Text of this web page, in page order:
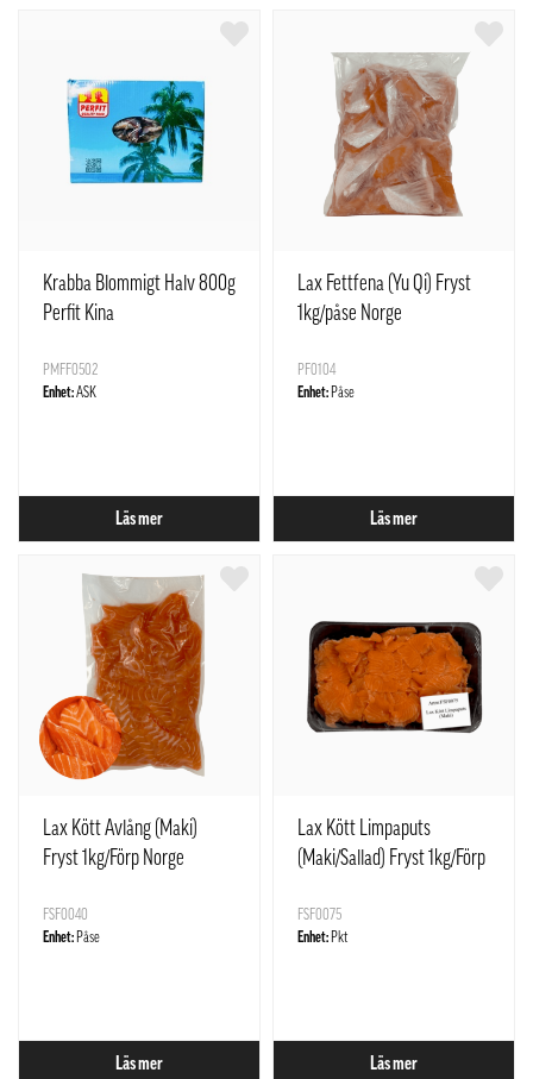
Krabba Blommigt Halv 800g
Perfit Kina
PMFF0502
Enhet:ASK
Läs mer
Lax Fettfena (Yu Qi) Fryst
1kg/påse Norge
PF0104
Enhet: Påse
Läs mer
Lax Kött Avlång (Maki)
Fryst 1kg/Förp Norge
FSF0040
Enhet: Påse
Läs mer
Lax Kött Limpaputs
(Maki/Sallad) Fryst 1kg/Förp
FSF0075
Enhet: Pkt
Läs mer